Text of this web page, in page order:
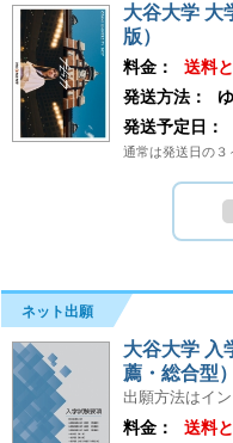
大谷大学 大
版）
料金：
送料
発送方法：
発送予定日：
通常は発送日の３
ネット出願
大谷大学 入
薦・総合型
出願方法はイ
料金：
送料